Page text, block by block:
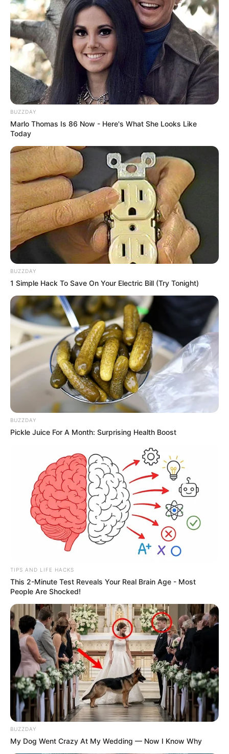
BUZZDAY
Marlo Thomas Is 86 Now - Here's What She Looks Like
Today
BUZZDAY
1 Simple Hack To Save On Your Electric Bill (Try Tonight)
BUZZDAY
Pickle Juice For A Month: Surprising Health Boost
TIPS AND LIFE HACKS
This 2-Minute Test Reveals Your Real Brain Age - Most
People Are Shocked!
BUZZDAY
My Dog Went Crazy At My Wedding — Now I Know Why